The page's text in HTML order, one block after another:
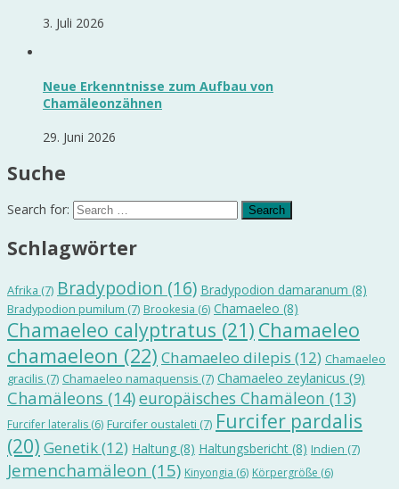
3. Juli 2026
Neue Erkenntnisse zum Aufbau von
Chamäleonzähnen
29. Juni 2026
Suche
Search for:
Schlagwörter
Afrika (7) Bradypodion (16) Bradypodion damaranum (8)
Bradypodion pumilum (7) Brookesia (6) Chamaeleo (8)
Chamaeleo calyptratus (21) Chamaeleo
chamaeleon (22) Chamaeleo dilepis (12) Chamaeleo
gracilis (7) Chamaeleo namaquensis (7) Chamaeleo zeylanicus (9)
Chamäleons (14)europäisches Chamäleon (13)
Furcifer lateralis (6) Furcifer oustaleti (7) Furcifer pardalis
(20) Genetik(12) Haltung (8) Haltungsbericht (8) Indien (7)
Jemenchamäleon (15) Kinyongia (6) Körpergröße (6)